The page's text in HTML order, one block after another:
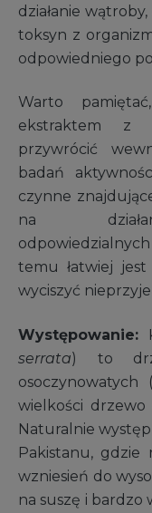
działanie
toksyn z
odpowiedniego
Warto
ekstraktem z
przywrócić
badań
czynne
na
temu łatwiej
wyciszyć
Występowanie:
serrata) to
osoczynowatych (
wielkości drzewo
Naturalnie
Pakistanu,
wzniesień do
na suszę i